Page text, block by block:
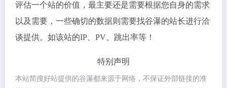
评估一个站的价值，最主要还是需要根据您自身的需求
以及需要，一些确切的数据则需要找谷瀑的站长进行洽
谈提供。如该站的IP、PV、跳出率等！
特别声明
本站简搜好站提供的谷瀑都来源于网络，不保证外部链接的准